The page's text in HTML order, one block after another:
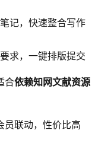
记，快速整合写作
求，一键排版提交
合依赖知网文献资源
员联动，性价比高